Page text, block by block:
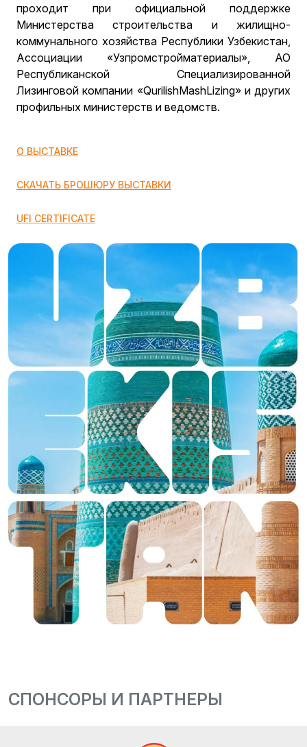
проходит при официальной поддержке
Министерства строительства и жилищно-
коммунального хозяйства Республики Узбекистан,
Ассоциации «Узпромстройматериалы», АО
Республиканской Специализированной
Лизинговой компании «QurilishMashLizing» и других
профильных министерств и ведомств.
О ВЫСТАВКЕ
СКАЧАТЬ БРОШЮРУ ВЫСТАВКИ
UFI CERTIFICATE
СПОНСОРЫ И ПАРТНЕРЫ